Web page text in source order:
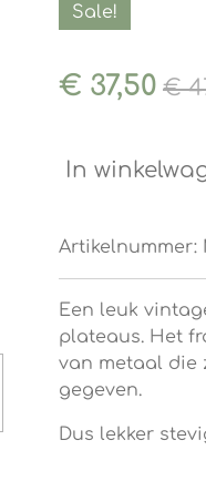
Sale!
€ 37,50 €
In
Artikelnummer:
Een leuk
plateaus. Het
van metaal die
gegeven.
Dus lekker